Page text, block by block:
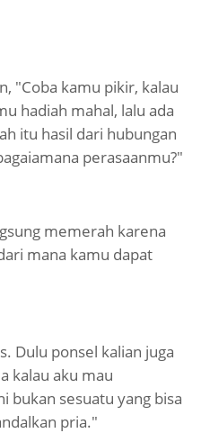
"Coba kamu pikir, kalau
hadiah mahal, lalu ada
itu hasil dari hubungan
perasaanmu?"
memerah karena
mana kamu dapat
Dulu ponsel kalian juga
kalau aku mau
bukan sesuatu yang bisa
pria."